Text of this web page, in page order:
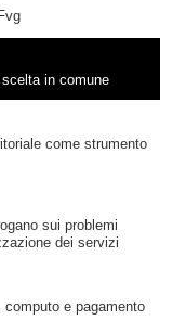
scelta in comune
come strumento
sui problemi
dei servizi
e pagamento